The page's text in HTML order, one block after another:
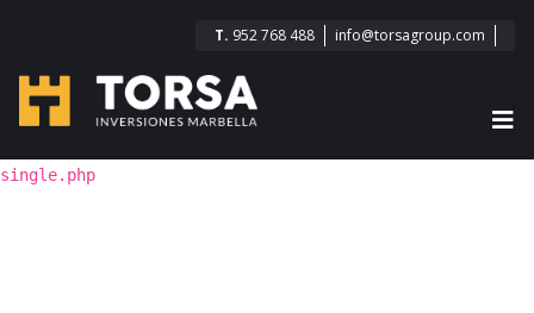
T. 952 768 488 info@torsagroup.com
single.php